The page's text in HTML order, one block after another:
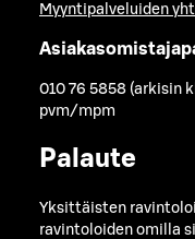
Myyntipalveluiden
010 76 5858 (arkisin
pvm/mpm
Palaute
Yksittäisten
ravintoloiden omilla